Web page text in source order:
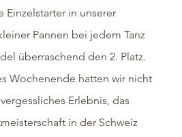
Einzelstarter in unserer
Pannen bei jedem Tanz
überraschend den 2. Platz.
Wochenende hatten wir nicht
Erlebnis, das
in der Schweiz